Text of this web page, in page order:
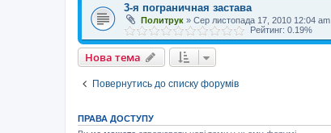
3-я пограничная застава
Политрук » Сер листопада 17, 2010 12:04 am
Рейтинг: 0.19%
Нова тема
Повернутись до списку форумів
ПРАВА ДОСТУПУ